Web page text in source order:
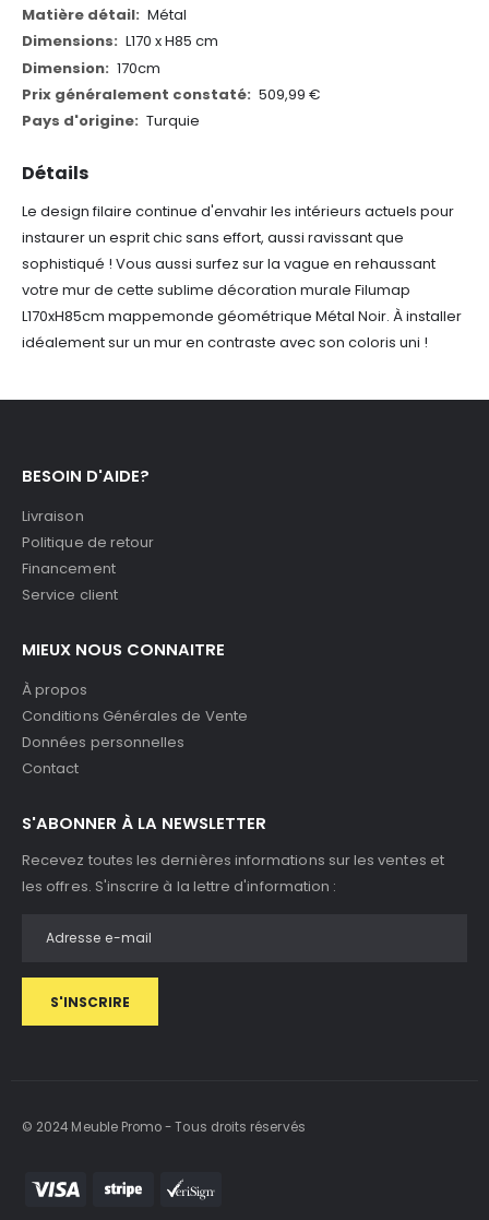
Détails
Le design filaire continue d'envahir les intérieurs actuels pour
instaurer un esprit chic sans effort, aussi ravissant que
sophistiqué ! Vous aussi surfez sur la vague en rehaussant
votre mur de cette sublime décoration murale Filumap
L170xH85cm mappemonde géométrique Métal Noir. À installer
idéalement sur un mur en contraste avec son coloris uni !
Métal
L170 x H85 cm
170cm
509,99 €
Turquie
BESOIN D'AIDE?
Livraison
Politique de retour
Financement
Service client
MIEUX NOUS CONNAITRE
À propos
Conditions Générales de Vente
Données personnelles
Contact
S'ABONNER À LA NEWSLETTER
Recevez toutes les dernières informations sur les ventes et
les offres. S'inscrire à la lettre d'information :
S'INSCRIRE
© 2024 Meuble Promo - Tous droits réservés